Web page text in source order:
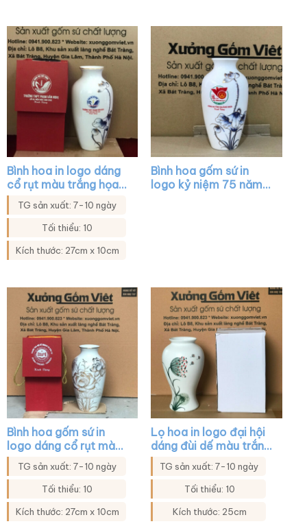
Bình hoa in logo dáng
cổ rụt màu trắng họa
tiết sen xanh viền kim
XG-LH23
TG sản xuất: 7-10 ngày
Tối thiểu: 10
Kích thước: 27cm x 10cm
Bình hoa gốm sứ in
logo kỷ niệm 75 năm
Bình hoa gốm sứ in
logo dáng cổ rụt màu
trắng họa tiết hoa sen
XG-LH21
TG sản xuất: 7-10 ngày
Tối thiểu: 10
Kích thước: 27cm x 10cm
Lọ hoa in logo đại hội
dáng đùi dế màu trắng
họa tiết hoa bồ công
anh XG-LH33
TG sản xuất: 7-10 ngày
Tối thiểu: 10
Kích thước: 25cm